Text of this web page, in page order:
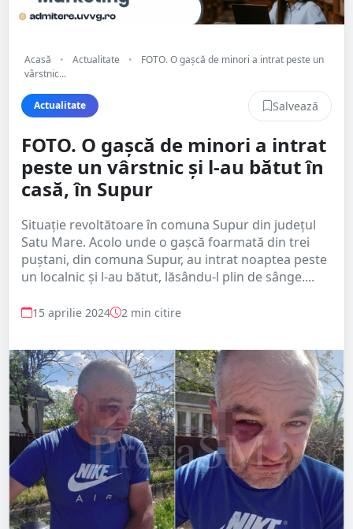
Acasă • Actualitate •
FOTO. O gașcă de minori a intrat peste un
vârstnic...
Actualitate Salvează
FOTO. O gașcă de minori a intrat
peste un vârstnic și l-au bătut în
casă, în Supur
Situație revoltătoare în comuna Supur din județul
Satu Mare. Acolo unde o gașcă foarmată din trei
puștani, din comuna Supur, au intrat noaptea peste
un localnic și l-au bătut, lăsându-l plin de sânge....
15 aprilie 2024 2 min citire